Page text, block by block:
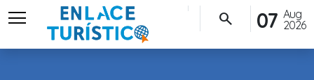
menu
Aug
2026
07
search